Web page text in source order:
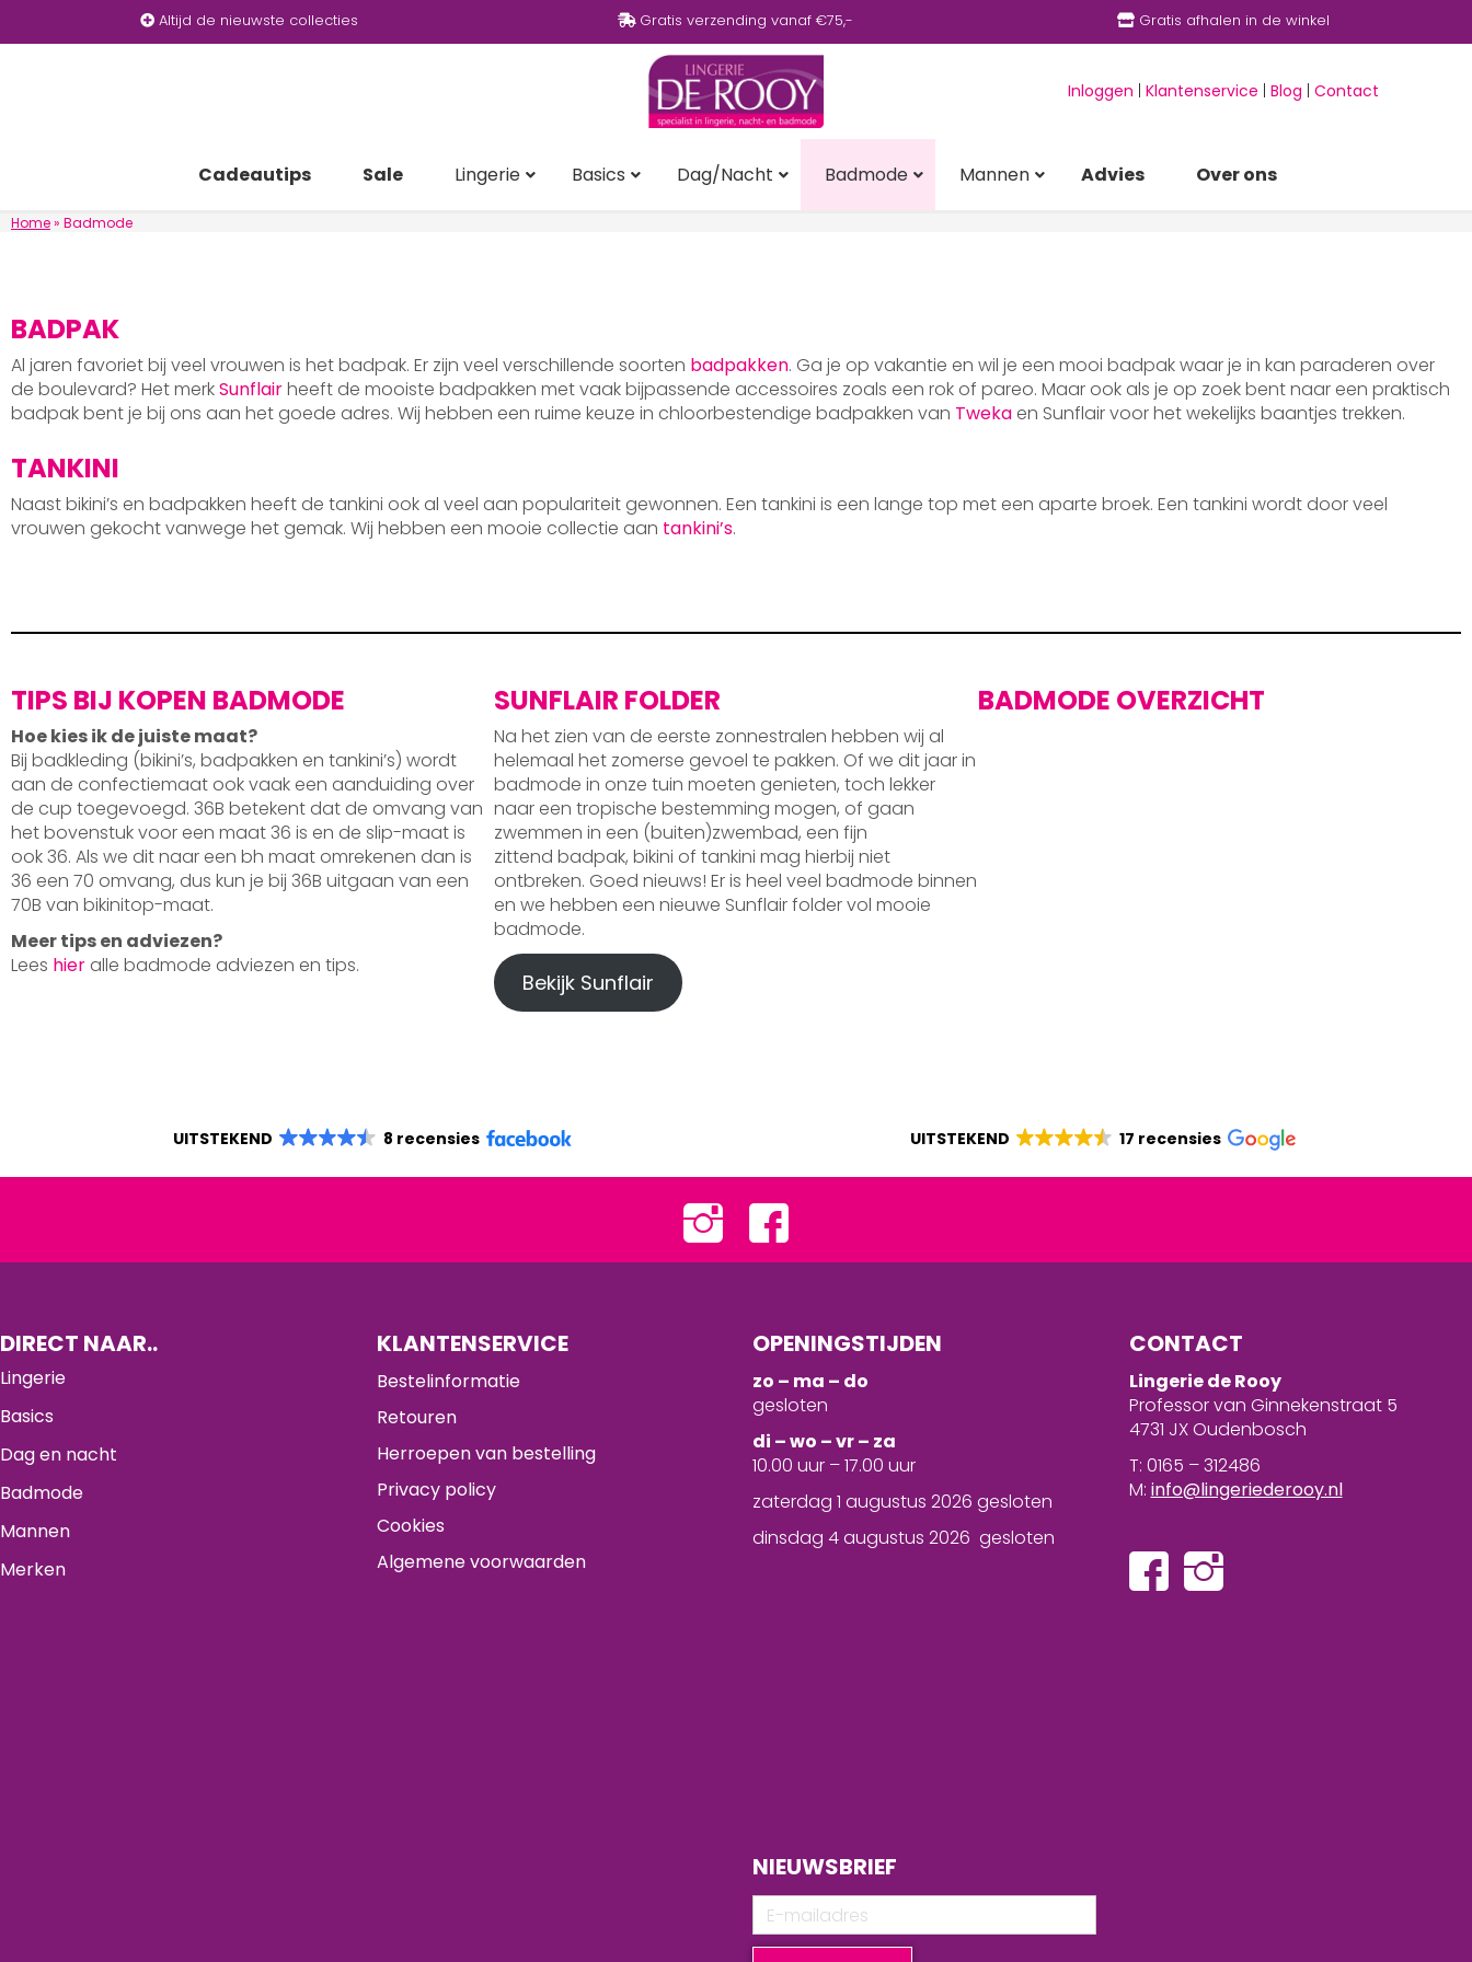
Altijd de nieuwste collecties Gratis verzending vanaf €75,- Gratis afhalen in de winkel
Inloggen Klantenservice Blog Contact
Cadeautips Sale Lingerie Basics Dag/Nacht Badmode Mannen Advies Over ons
Home» Badmode
BADPAK
Al jaren favoriet bij veel vrouwen is het badpak. Er zijn veel verschillende soorten badpakken. Ga je op vakantie en wil je een mooi badpak waar je in kan paraderen over
de boulevard? Het merkSunflairheeft de mooiste badpakken met vaak bijpassende accessoires zoals een rok of pareo. Maar ook als je op zoek bent naar een praktisch
badpak bent je bij ons aan het goede adres. Wij hebben een ruime keuze in chloorbestendige badpakken van Tweka en Sunflair voor het wekelijks baantjes trekken.
TANKINI
Naast bikini’s en badpakken heeft de tankini ook al veel aan populariteit gewonnen. Een tankini is een lange top met een aparte broek. Een tankini wordt door veel
vrouwen gekocht vanwege het gemak. Wij hebben een mooie collectie aan tankini’s.
TIPS BIJ KOPEN BADMODE
Hoe kies ik de juiste maat?
Bij badkleding (bikini’s, badpakken en tankini’s) wordt
aan de confectiemaat ook vaak een aanduiding over
de cup toegevoegd. 36B betekent dat de omvang van
het bovenstuk voor een maat 36 is en de slip-maat is
ook 36. Als we dit naar een bh maat omrekenen dan is
36 een 70 omvang, dus kun je bij 36B uitgaan van een
70B van bikinitop-maat.
Meer tips en adviezen?
Lees hier alle badmode adviezen en tips.
SUNFLAIR FOLDER
Na het zien van de eerste zonnestralen hebben wij al
helemaal het zomerse gevoel te pakken. Of we dit jaar in
badmode in onze tuin moeten genieten, toch lekker
naar een tropische bestemming mogen, of gaan
zwemmen in een (buiten)zwembad, een fijn
zittend badpak, bikini of tankini mag hierbij niet
ontbreken. Goed nieuws! Er is heel veel badmode binnen
en we hebben een nieuwe Sunflair folder vol mooie
badmode.
Bekijk Sunflair
BADMODE OVERZICHT
UITSTEKEND 8 recensies UITSTEKEND 17 recensies
DIRECT NAAR..
Lingerie
Basics
Dag en nacht
Badmode
Mannen
Merken
KLANTENSERVICE
Bestelinformatie
Retouren
Herroepen van bestelling
Privacy policy
Cookies
Algemene voorwaarden
OPENINGSTIJDEN
zo – ma – do
gesloten
di – wo – vr – za
10.00 uur – 17.00 uur
zaterdag 1 augustus 2026 gesloten
dinsdag 4 augustus 2026 gesloten
NIEUWSBRIEF
CONTACT
Lingerie de Rooy
Professor van Ginnekenstraat 5
4731 JX Oudenbosch
T: 0165 – 312486
M: info@lingeriederooy.nl